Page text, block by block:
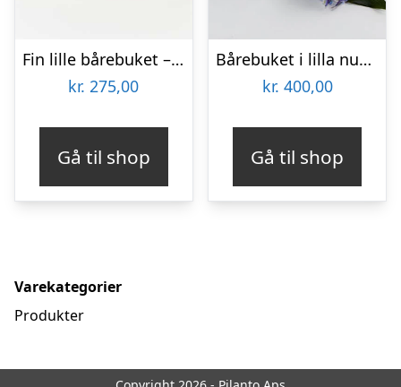
Fin lille bårebuket – Blomster til begravelse
kr. 275,00
Gå til shop
Bårebuket i lilla nuancer – Blomster til begravelse
kr. 400,00
Gå til shop
Varekategorier
Produkter